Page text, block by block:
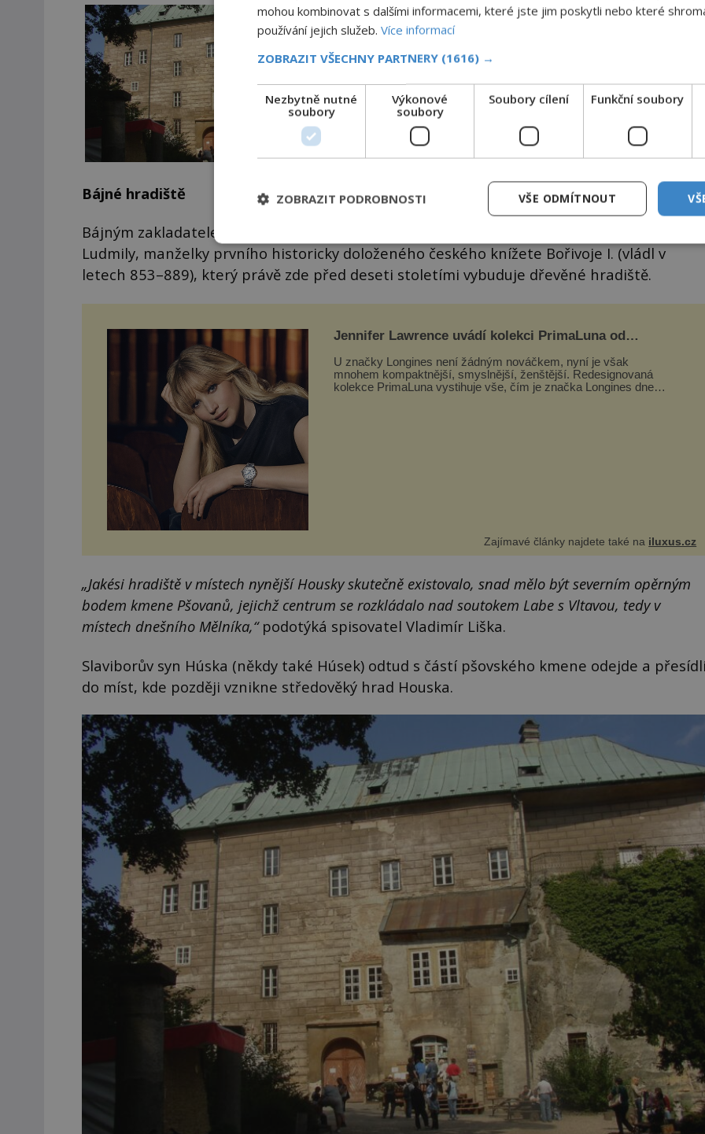
Bájné hradiště
Bájným zakladatelem hradu má být podle legend pšovský kníže Slavibor, otec svaté
Ludmily, manželky prvního historicky doloženého českého knížete Bořivoje I. (vládl v
letech 853–889), který právě zde před deseti stoletími vybuduje dřevěné hradiště.
Jennifer Lawrence uvádí kolekci PrimaLuna od
U značky Longines není žádným nováčkem, nyní je však
mnohem kompaktnější, smyslnější, ženštější. Redesignovaná
kolekce PrimaLuna vystihuje vše, čím je značka Longines dnes
Zajímavé články najdete také na iluxus.cz
„Jakési hradiště v místech nynější Housky skutečně existovalo, snad mělo být severním opěrným
bodem kmene Pšovanů, jejichž centrum se rozkládalo nad soutokem Labe s Vltavou, tedy v
místech dnešního Mělníka,“ podotýká spisovatel Vladimír Liška.
Slaviborův syn Húska (někdy také Húsek) odtud s částí pšovského kmene odejde a
do míst, kde později vznikne středověký hrad Houska.
mohou kombinovat s dalšími informacemi, které jste jim poskytli nebo které
používání jejich služeb. Více informací
ZOBRAZIT VŠECHNY PARTNERY (1616) →
Nezbytně nutné
soubory
Výkonové
soubory
Soubory cílení Funkční soubory
VŠE ODMÍTNOUT
ZOBRAZIT PODROBNOSTI